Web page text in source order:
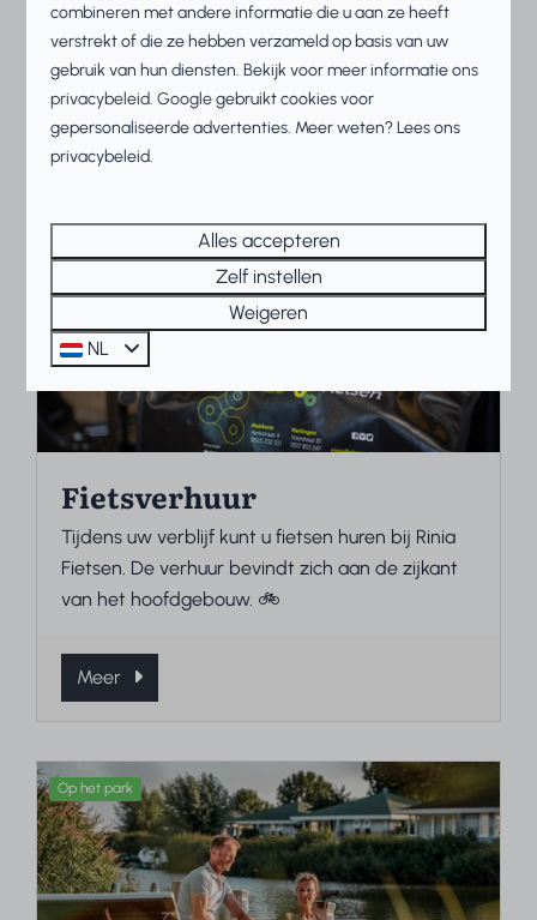
De leukste sport en spellen vind je bij ons op het
Beach Resort
Meer
Op het park
Fietsverhuur
Tijdens uw verblijf kunt u fietsen huren bij Rinia
Fietsen. De verhuur bevindt zich aan de zijkant
van het hoofdgebouw. 🚲
Meer
Op het park
combineren met andere informatie die u aan ze heeft
verstrekt of die ze hebben verzameld op basis van uw
gebruik van hun diensten. Bekijk voor meer informatie ons
privacybeleid.Googlegebruikt cookies voor
gepersonaliseerde advertenties. Meer weten? Lees ons
privacybeleid.
Alles accepteren
Zelf instellen
Weigeren
NL